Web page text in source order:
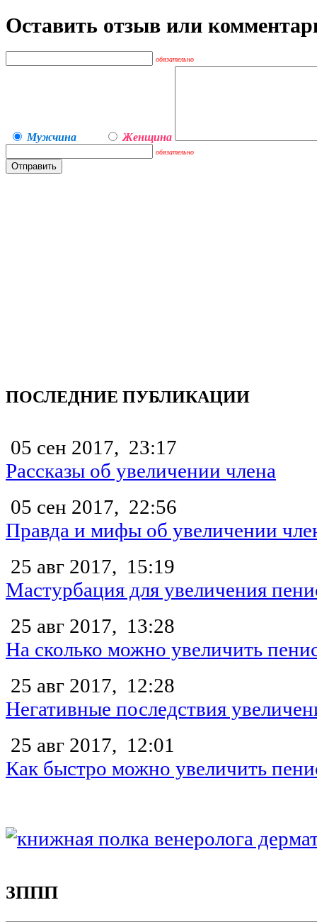
Оставить отзыв или
обязательно
Мужчина Женщина
обязательно
ПОСЛЕДНИЕ ПУБЛИКАЦИИ
05 сен 2017, 23:17
Рассказы об увеличении члена
05 сен 2017, 22:56
Правда и мифы об увеличении
25 авг 2017, 15:19
Мастурбация для увеличения
25 авг 2017, 13:28
На сколько можно увеличить
25 авг 2017, 12:28
Негативные последствия
25 авг 2017, 12:01
Как быстро можно увеличить
ЗППП